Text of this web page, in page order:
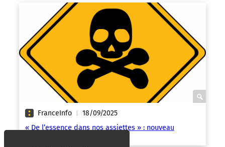
FranceInfo | 18/09/2025
« De l’essence dans nos assiettes » : nouveau